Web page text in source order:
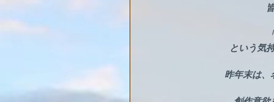
という気
昨年末は、